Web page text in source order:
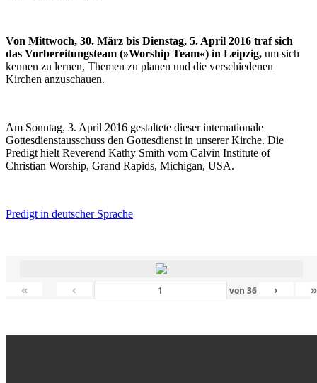
Von Mittwoch, 30. März bis Dienstag, 5. April 2016 traf sich
das Vorbereitungsteam (»Worship Team«) in Leipzig, um sich
kennen zu lernen, Themen zu planen und die verschiedenen
Kirchen anzuschauen.
Am Sonntag, 3. April 2016 gestaltete dieser internationale
Gottesdienstausschuss den Gottesdienst in unserer Kirche. Die
Predigt hielt Reverend Kathy Smith vom Calvin Institute of
Christian Worship, Grand Rapids, Michigan, USA.
Predigt in deutscher Sprache
« ‹ von 36 › »